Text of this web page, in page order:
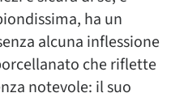
ha un
alcuna inflessione
che riflette
notevole: il suo